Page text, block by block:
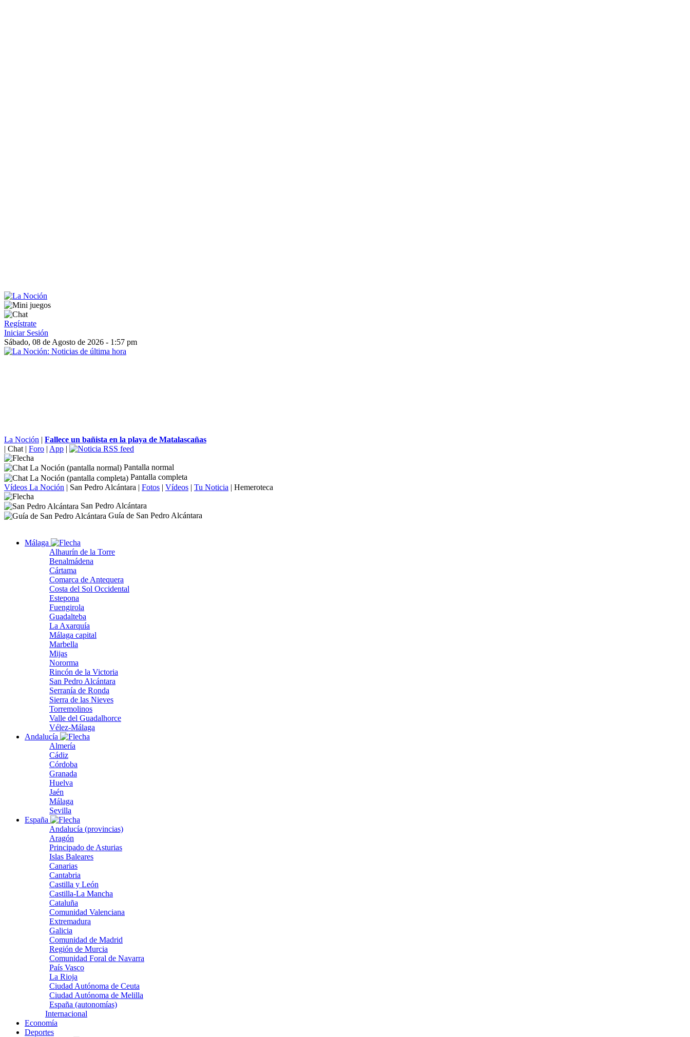
Regístrate
Iniciar Sesión
Sábado, 08 de Agosto de 2026 - 1:57 pm
La Noción | Fallece un bañista en la playa de Matalascañas
| Chat | Foro | App |
Pantalla normal
Pantalla completa
Vídeos La Noción | San Pedro Alcántara | Fotos | Vídeos | Tu Noticia | Hemeroteca
San Pedro Alcántara
Guía de San Pedro Alcántara
Málaga
Alhaurín de la Torre
Benalmádena
Cártama
Comarca de Antequera
Costa del Sol Occidental
Estepona
Fuengirola
Guadalteba
La Axarquía
Málaga capital
Marbella
Mijas
Nororma
Rincón de la Victoria
San Pedro Alcántara
Serranía de Ronda
Sierra de las Nieves
Torremolinos
Valle del Guadalhorce
Vélez-Málaga
Andalucía
Almería
Cádiz
Córdoba
Granada
Huelva
Jaén
Málaga
Sevilla
España
Andalucía (provincias)
Aragón
Principado de Asturias
Islas Baleares
Canarias
Cantabria
Castilla y León
Castilla-La Mancha
Cataluña
Comunidad Valenciana
Extremadura
Galicia
Comunidad de Madrid
Región de Murcia
Comunidad Foral de Navarra
País Vasco
La Rioja
Ciudad Autónoma de Ceuta
Ciudad Autónoma de Melilla
España (autonomías)
Internacional
Economía
Deportes